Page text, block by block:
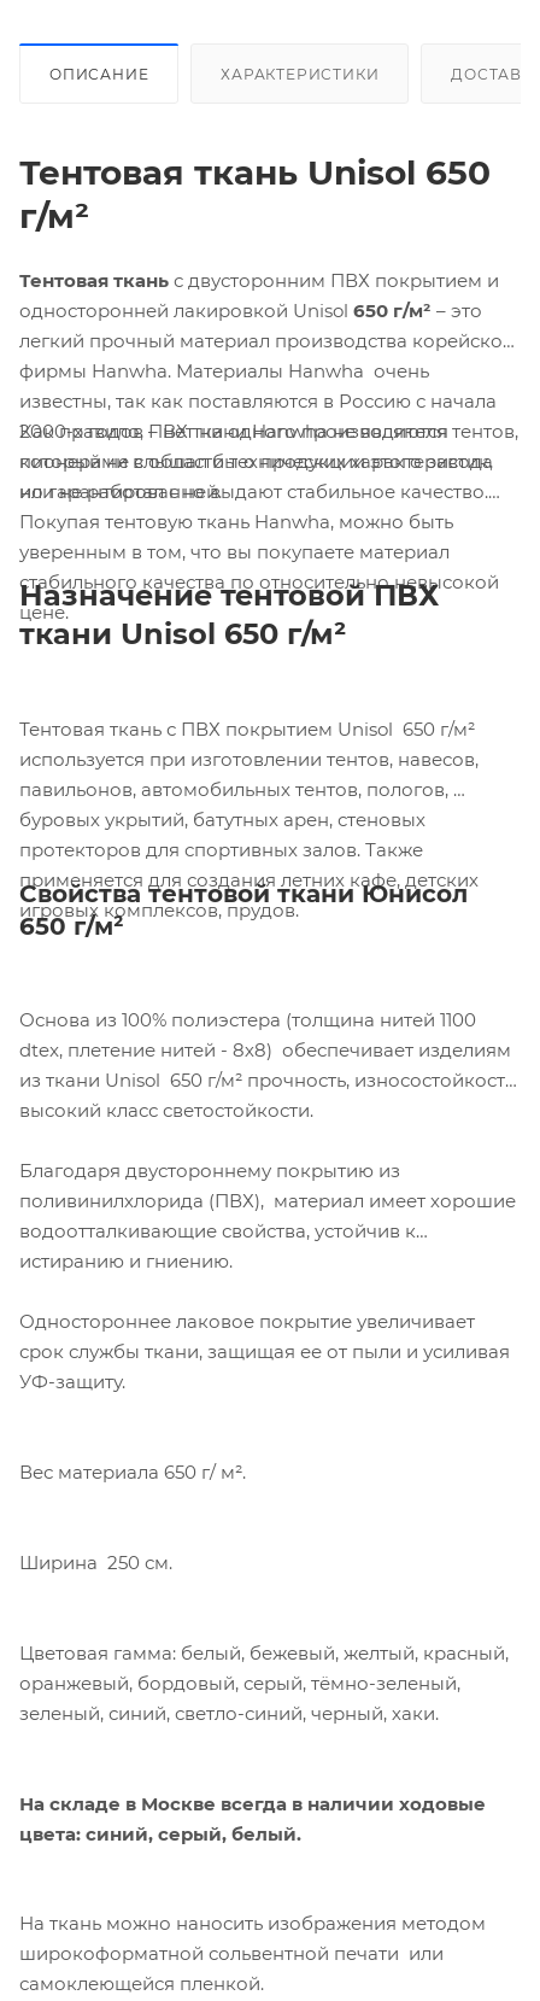
ОПИСАНИЕ ХАРАКТЕРИСТИКИ
Тентовая ткань Unisol 650
г/м²
Тентовая ткань с двусторонним ПВХ покрытием и
односторонней лакировкой Unisol 650 г/м² – это
легкий прочный материал производства корейской
фирмы Hanwha. Материалы Hanwha очень
известны, так как поставляются в Россию с начала
2000-х годов – нет ни одного производителя тентов,
который не слышал бы о продукции этого завода
или не работал с ней.
Как правило, ПВХ ткани Hanwha не являются
пионерами в области технических характеристик,
но гарантированно выдают стабильное качество.
Покупая тентовую ткань Hanwha, можно быть
уверенным в том, что вы покупаете материал
стабильного качества по относительно невысокой
цене.
Назначение тентовой ПВХ
ткани Unisol 650 г/м²
Тентовая ткань с ПВХ покрытием Unisol 650 г/м²
используется при изготовлении тентов, навесов,
павильонов, автомобильных тентов, пологов,
буровых укрытий, батутных арен, стеновых
протекторов для спортивных залов. Также
применяется для создания летних кафе, детских
игровых комплексов, прудов.
Свойства тентовой ткани Юнисол
650 г/м²
Основа из 100% полиэстера (толщина нитей 1100
dtex, плетение нитей - 8х8) обеспечивает изделиям
из ткани Unisol 650 г/м² прочность, износостойкость,
высокий класс светостойкости.
Благодаря двустороннему покрытию из
поливинилхлорида (ПВХ), материал имеет хорошие
водоотталкивающие свойства, устойчив к
истиранию и гниению.
Одностороннее лаковое покрытие увеличивает
срок службы ткани, защищая ее от пыли и усиливая
УФ-защиту.
Вес материала 650 г/ м².
Ширина 250 см.
Цветовая гамма: белый, бежевый, желтый, красный,
оранжевый, бордовый, серый, тёмно-зеленый,
зеленый, синий, светло-синий, черный, хаки.
На складе в Москве всегда в наличии ходовые
цвета: синий, серый, белый.
На ткань можно наносить изображения методом
широкоформатной сольвентной печати или
самоклеющейся пленкой.
обрабатывает персональные данные с
использованием Яндекс Метрики. Это
улучшает работу сайта и
взаимодействие с ним. Подробнее - в